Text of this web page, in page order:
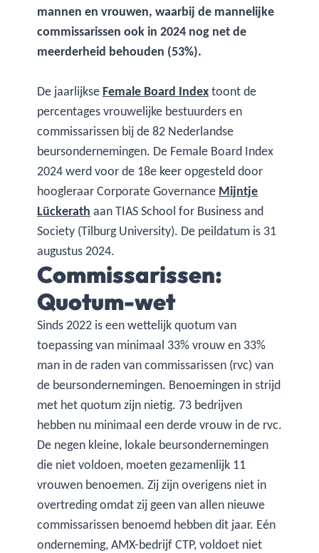
mannen en vrouwen, waarbij de mannelijke
commissarissen ook in 2024 nog net de
meerderheid behouden (53%).
De jaarlijkse Female Board Indextoont de
percentages vrouwelijke bestuurders en
commissarissen bij de 82 Nederlandse
beursondernemingen. De Female Board Index
2024 werd voor de 18e keer opgesteld door
hoogleraar Corporate Governance Mijntje
Lückerath aan TIAS School for Business and
Society (Tilburg University). De peildatum is 31
augustus 2024.
Commissarissen:
Quotum-wet
Sinds 2022 is een wettelijk quotum van
toepassing van minimaal 33% vrouw en 33%
man in de raden van commissarissen (rvc) van
de beursondernemingen. Benoemingen in strijd
met het quotum zijn nietig. 73 bedrijven
hebben nu minimaal een derde vrouw in de rvc.
De negen kleine, lokale beursondernemingen
die niet voldoen, moeten gezamenlijk 11
vrouwen benoemen. Zij zijn overigens niet in
overtreding omdat zij geen van allen nieuwe
commissarissen benoemd hebben dit jaar. Eén
onderneming, AMX-bedrijf CTP, voldoet niet